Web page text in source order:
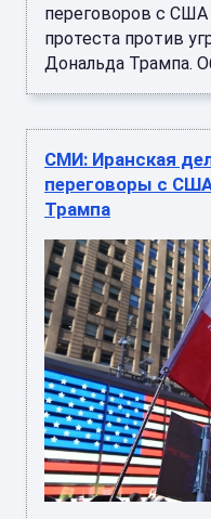
переговоров с
протеста против
Дональда Трампа.
СМИ: Иранская
переговоры с
Трампа